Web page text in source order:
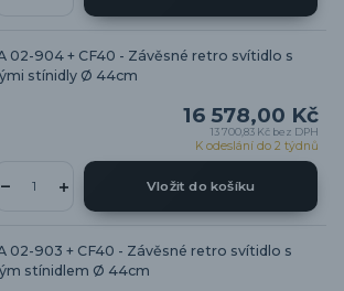
02-904 + CF40 - Závěsné retro svítidlo s
stínidly Ø 44cm
16 578,00 Kč
13 700,83 Kč bez DPH
K odeslání do 2 týdnů
Vložit do košíku
02-903 + CF40 - Závěsné retro svítidlo s
stínidlem Ø 44cm